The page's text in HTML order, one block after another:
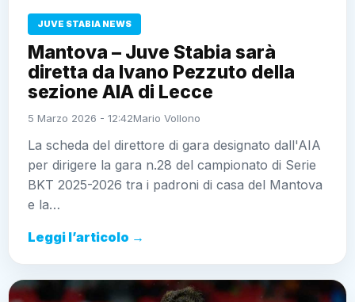
JUVE STABIA NEWS
Mantova – Juve Stabia sarà
diretta da Ivano Pezzuto della
sezione AIA di Lecce
5 Marzo 2026 - 12:42Mario Vollono
La scheda del direttore di gara designato dall'AIA
per dirigere la gara n.28 del campionato di Serie
BKT 2025-2026 tra i padroni di casa del Mantova
e la…
Leggi l’articolo →